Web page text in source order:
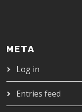
META
Log in
Entries feed